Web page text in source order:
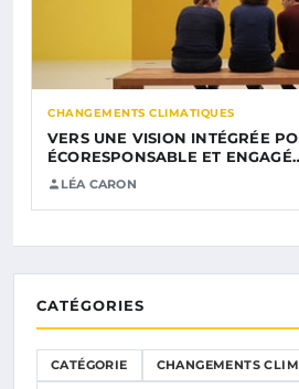
CHANGEMENTS CLIMATIQUES
VERS UNE VISION INTÉGRÉE
ÉCORESPONSABLE ET
LÉA CARON
CATÉGORIES
CATÉGORIE CHANGEMENTS